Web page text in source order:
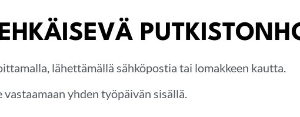
lähettämällä sähköpostia tai lomakkeen kautta.
vastaamaan yhden työpäivän sisällä.